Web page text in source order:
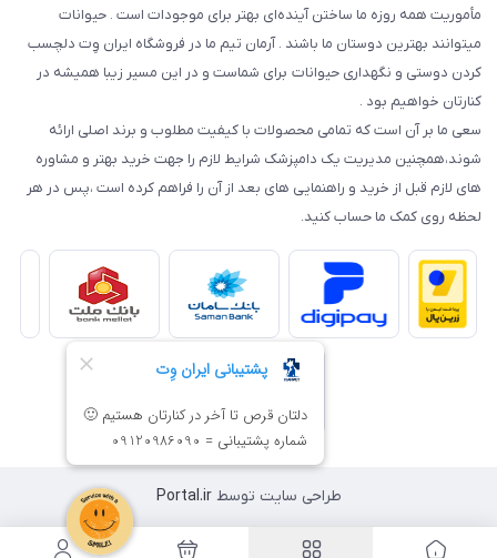
مأموریت همه روزه ما ساختن آینده‌ای بهتر برای موجودات است . حیوانات
میتوانند بهترین دوستان ما باشند . آرمان تیم ما در فروشگاه ایران وِت دلچسب
کردن دوستی و نگهداری حیوانات برای شماست و در این مسیر زیبا همیشه در
کنارتان خواهیم بود .
سعی ما بر آن است که تمامی محصولات با کیفیت مطلوب و برند اصلی ارائه
شوند،همچنین مدیریت یک دامپزشک شرایط لازم را جهت خرید بهتر و مشاوره
های لازم قبل از خرید و راهنمایی های بعد از آن را فراهم کرده است ،پس در هر
لحظه روی کمک ما حساب کنید.
طراحی سایت توسطPortal.ir